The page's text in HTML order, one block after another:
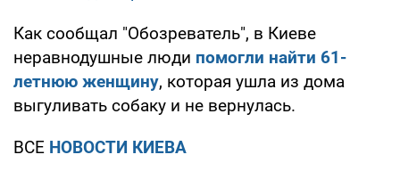
Как сообщал "Обозреватель", в Киеве
неравнодушные люди помогли найти 61-
летнюю женщину, которая ушла из дома
выгуливать собаку и не вернулась.
ВСЕ НОВОСТИ КИЕВА